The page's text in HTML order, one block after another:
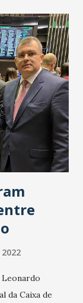
Terans
(Tomás
Roque,
3 minutos do
(Erick),
Bruno Pacheco
Cartão
Lindoso
da Caixa de